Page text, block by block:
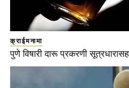
क्राईमनामा
पुणे विषारी दारू प्रकरणी